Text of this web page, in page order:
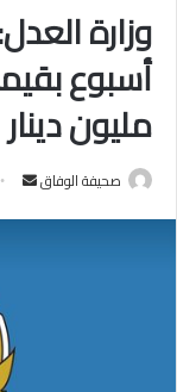
مليون دينار
صحيفة الوفاق
أرسل